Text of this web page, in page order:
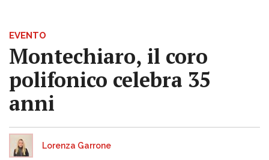
EVENTO
Montechiaro, il coro
polifonico celebra 35
anni
Lorenza Garrone